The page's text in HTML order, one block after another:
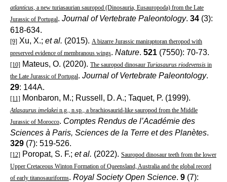
atlanticus, a new turiasaurian sauropod (Dinosauria, Eusauropoda) from the Late
Jurassic of Portugal. Journal of Vertebrate Paleontology. 34 (3):
618-634.
[9] Xu, X.; et al. (2015). A bizarre Jurassic maniraptoran theropod with
preserved evidence of membranous wings. Nature. 521 (7550): 70-73.
[10] Mateus, O. (2020). The sauropod dinosaur Turiasaurus riodevensis in
the Late Jurassic of Portugal. Journal of Vertebrate Paleontology.
29: 144A.
[11] Monbaron, M.; Russell, D. A.; Taquet, P. (1999).
Atlasaurus imelakei n.g., n.sp., a brachiosaurid-like sauropod from the Middle
Jurassic of Morocco. Comptes Rendus de l’Académie des
Sciences à Paris, Sciences de la Terre et des Planètes.
329 (7): 519-526.
[12] Poropat, S. F.; et al. (2022). Sauropod dinosaur teeth from the lower
Upper Cretaceous Winton Formation of Queensland, Australia and the global record
of early titanosauriforms. Royal Society Open Science. 9 (7):